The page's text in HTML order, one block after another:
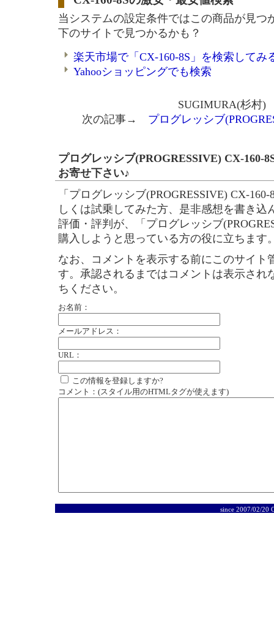
当システムの設定条件ではこの商品が見つ
下のサイトで見つかるかも？
楽天市場で「CX-160-8S」を検索してみ
Yahooショッピングでも検索
SUGIMURA(杉村)
次の記事→ プログレッシブ
プログレッシブ(PROGRESSIVE) CX-160-
お寄せ下さい♪
「プログレッシブ(PROGRESSIVE) CX-
しくは試乗してみた方、是非感想を書き込
評価・評判が、「プログレッシブ
購入しようと思っている方の役に立ちます
なお、コメントを表示する前にこのサイト
す。承認されるまではコメントは表示され
ちください。
お名前：
メールアドレス：
URL：
この情報を登録しますか?
コメント：(スタイル用のHTMLタグが使えます)
since 2007/02/20